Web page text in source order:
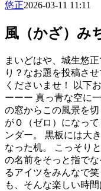
悠正2026-03-11 11:11
風（かざ）み
まいどはや、城生悠
り？なお題を投稿さ
くださいませ！ 以下
ーーー 真っ青な空に
の窓からこの風景を
が０（ゼロ）になっ
ンダー。 黒板には大
なった机。 こっそり
の名前をそっと指で
るアイツをみんなで
も、そんな楽しい時